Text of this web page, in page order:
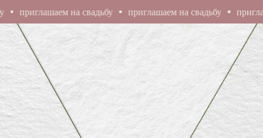
на свадьбу приглашаем на свадьбу
ИЗ
Любви
Любви